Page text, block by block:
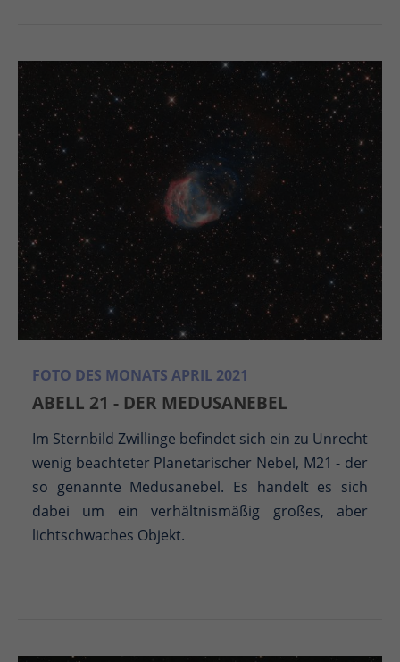
FOTO DES MONATS APRIL 2021
ABELL 21 - DER MEDUSANEBEL
Im Sternbild Zwillinge befindet sich ein zu Unrecht
wenig beachteter Planetarischer Nebel, M21 - der
so genannte Medusanebel. Es handelt es sich
dabei um ein verhältnismäßig großes, aber
lichtschwaches Objekt.